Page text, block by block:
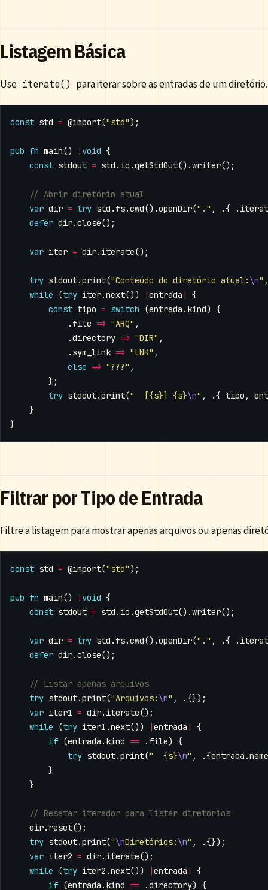
Listagem Básica
Use iterate() para iterar sobre as entradas de um diretório.
const std = @import("std");
pub fn main() ! void {
const stdout = std . io .getStdOut().writer();
var dir = try std . fs.cwd().openDir("." , .{ .
defer dir.close();
var iter = dir. iterate();
try stdout.print("Conteúdo do diretório atual: \n" ,
while
(try iter.next()) |entrada |
{
const tipo = switch (entrada . kind) {
. file => "ARQ" ,
.directory => "DIR" ,
. sym_link => "LNK" ,
else => "???" ,
};
try stdout.print("  [{s}] {s}\n" , .{ tipo ,
}
}
Filtrar por Tipo de Entrada
Filtre a listagem para mostrar apenas arquivos ou apenas
const std = @import("std" );
pub fn main() ! void {
const stdout = std . io .getStdOut().writer();
var dir = try std . fs.cwd().openDir("." , .{ .
defer dir.close();
try stdout.print("Arquivos: \n" ,
.{});
var iter1 = dir. iterate();
while
(try iter1 .next()) entrada
{
if (entrada . kind == . file) {
try stdout.print("  {s}\n" , .{entrada .name
}
}
dir. reset();
try stdout.print("\nDiretórios: \n" ,
.{});
var iter2 = dir. iterate();
while
(try iter2 .next()) entrada
{
if (entrada . kind == .directory) {